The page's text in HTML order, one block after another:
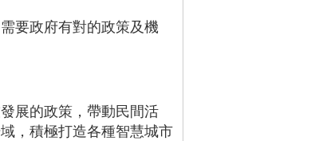
要政府有對的政策及機
展的政策，帶動民間活
，積極打造各種智慧城市